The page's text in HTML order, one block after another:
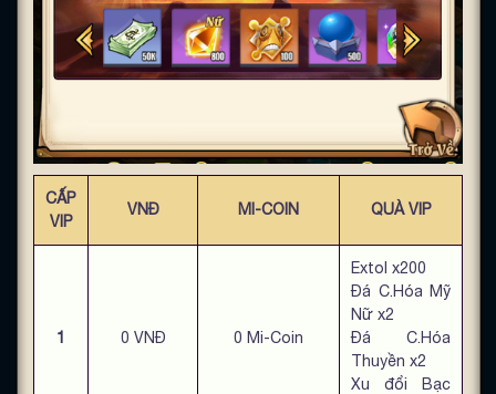
CẤP
VIP
VNĐ MI-COIN QUÀ VIP
1 0 VNĐ 0 Mi-Coin
Extol x200
Đá C.Hóa Mỹ
Nữ x2
Đá C.Hóa
Thuyền x2
Xu đổi Bạc